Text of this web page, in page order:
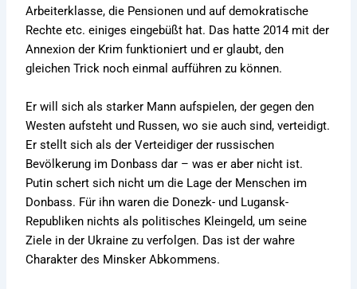
Arbeiterklasse, die Pensionen und auf demokratische
Rechte etc. einiges eingebüßt hat. Das hatte 2014 mit der
Annexion der Krim funktioniert und er glaubt, den
gleichen Trick noch einmal aufführen zu können.
Er will sich als starker Mann aufspielen, der gegen den
Westen aufsteht und Russen, wo sie auch sind, verteidigt.
Er stellt sich als der Verteidiger der russischen
Bevölkerung im Donbass dar – was er aber nicht ist.
Putin schert sich nicht um die Lage der Menschen im
Donbass. Für ihn waren die Donezk- und Lugansk-
Republiken nichts als politisches Kleingeld, um seine
Ziele in der Ukraine zu verfolgen. Das ist der wahre
Charakter des Minsker Abkommens.